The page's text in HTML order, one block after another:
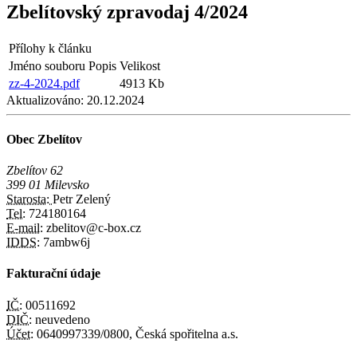
Zbelítovský zpravodaj 4/2024
Přílohy k článku
Jméno souboru Popis Velikost
zz-4-2024.pdf
4913 Kb
Aktualizováno: 20.12.2024
Obec Zbelítov
Zbelítov 62
399 01 Milevsko
Starosta: Petr Zelený
Tel: 724180164
E-mail: zbelitov@c-box.cz
IDDS: 7ambw6j
Fakturační údaje
IČ: 00511692
DIČ: neuvedeno
Účet: 0640997339/0800, Česká spořitelna a.s.